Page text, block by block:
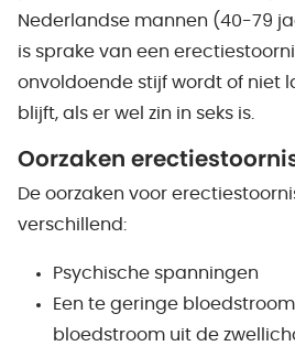
Nederlandse mannen (40-79
is sprake van een
onvoldoende stijf wordt of niet
blijft, als er wel zin in seks is.
Oorzaken
De oorzaken voor
verschillend:
Psychische spanningen
Een te geringe
bloedstroom uit de